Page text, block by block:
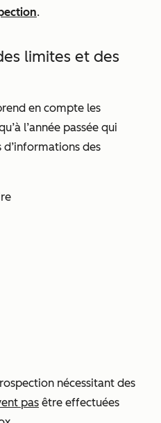
.
limites et des
en compte les
l’année passée qui
d’informations des
nécessitant des
pas être effectuées